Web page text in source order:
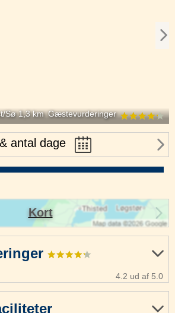
Sø 1,3 km Gæstevurderinger
antal dage
4.2 ud af 5.0
Kort